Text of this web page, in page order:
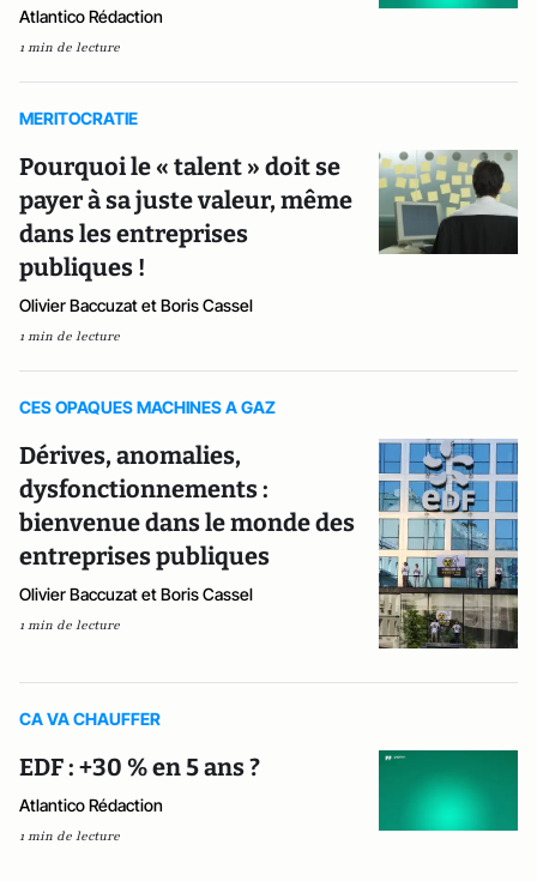
Atlantico Rédaction
1 min de lecture
MERITOCRATIE
Pourquoi le « talent » doit se
payer à sa juste valeur, même
dans les entreprises
publiques !
Olivier Baccuzat et Boris Cassel
1 min de lecture
CES OPAQUES MACHINES A GAZ
Dérives, anomalies,
dysfonctionnements :
bienvenue dans le monde des
entreprises publiques
Olivier Baccuzat et Boris Cassel
1 min de lecture
CA VA CHAUFFER
EDF : +30 % en 5 ans ?
Atlantico Rédaction
1 min de lecture